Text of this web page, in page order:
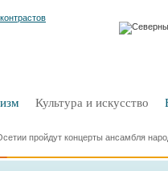
Культура и искусство
пройдут концерты ансамбля